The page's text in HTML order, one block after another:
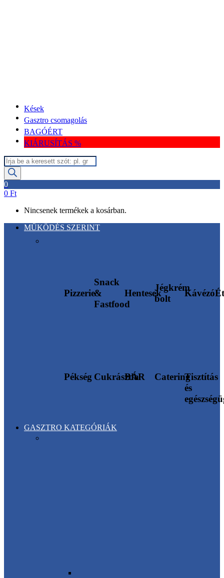
Kések
Gasztro csomagolás
BAGÓÉRT
KIÁRUSÍTÁS %
Termékek
keresése
0
0 Ft
Nincsenek termékek a kosárban.
MŰKÖDÉS SZERINT
Pizzerie
Snack
&
Fastfood
Hentesek
Jégkrém
bolt
Kávézó
Pékség Cukrászda
BÁR CateringTisztítás
és
GASZTRO KATEGÓRIÁK